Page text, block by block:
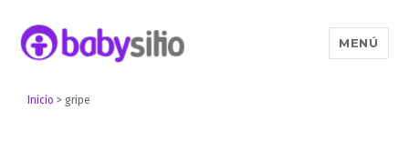
MENÚ
Inicio >gripe